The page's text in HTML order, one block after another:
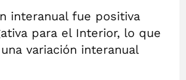
interanual fue positiva
para el Interior, lo que
variación interanual